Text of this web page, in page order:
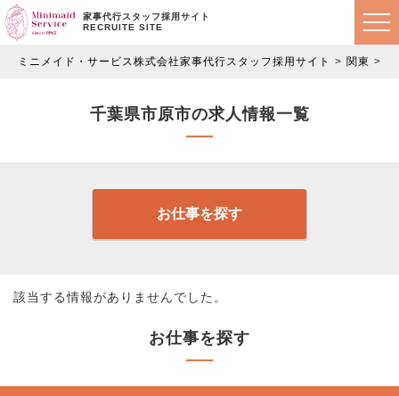
家事代行スタッフ採用サイト
RECRUITE SITE
ミニメイド・サービス株式会社家事代行スタッフ採用サイト 関東
千葉県市原市の求人情報一覧
お仕事を探す
該当する情報がありませんでした。
お仕事を探す